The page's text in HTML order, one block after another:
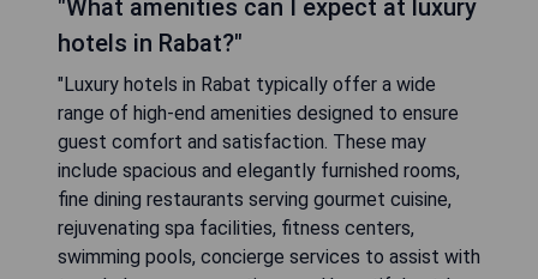
cater to discerning travelers. Noteworthy options
renowned for its lush gardens and opulent
amenities, and the Hotel La Tour Hassan, which
combines traditional Moroccan architecture with
modern comforts. The Radisson Blu Hotel adds
contemporary flair with stunning views of the city,
while the Four Seasons Hotel offers unparalleled
service and elegance in a serene setting."